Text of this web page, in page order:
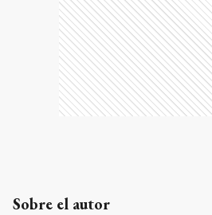
Sobre el autor